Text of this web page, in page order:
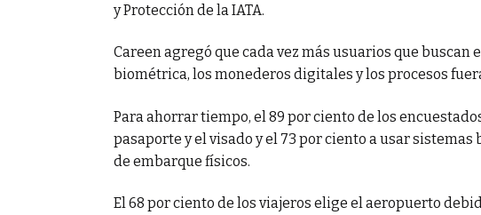
y Protección de la IATA.
Careen agregó que cada vez más usuarios que
biométrica, los monederos digitales y los procesos
Para ahorrar tiempo, el 89 por ciento de los
pasaporte y el visado y el 73 por ciento a usar
de embarque físicos.
El 68 por ciento de los viajeros elige el aeropuerto